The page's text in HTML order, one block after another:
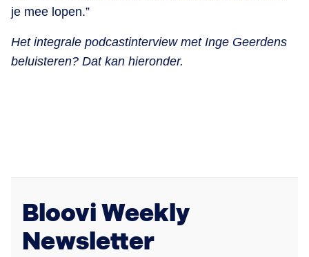
je mee lopen.”
Het integrale podcastinterview met Inge Geerdens
beluisteren? Dat kan hieronder.
Bloovi Weekly
Newsletter